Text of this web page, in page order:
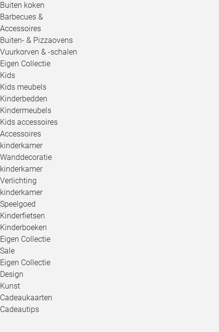
Buiten koken
Barbecues &
Accessoires
Buiten- & Pizzaovens
Vuurkorven & -schalen
Eigen Collectie
Kids
Kids meubels
Kinderbedden
Kindermeubels
Kids accessoires
Accessoires
kinderkamer
Wanddecoratie
kinderkamer
Verlichting
kinderkamer
Speelgoed
Kinderfietsen
Kinderboeken
Eigen Collectie
Sale
Eigen Collectie
Design
Kunst
Cadeaukaarten
Cadeautips